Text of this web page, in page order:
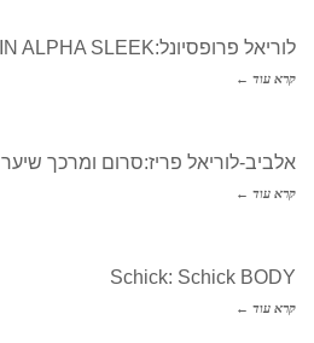
לוריאל פרופסיונל:KERATIN ALPHA SLEEK
קרא עוד ←
אלביב-לוריאל פריז:סרום ומרכך שיער ULTIMATE
קרא עוד ←
Schick: Schick BODY
קרא עוד ←